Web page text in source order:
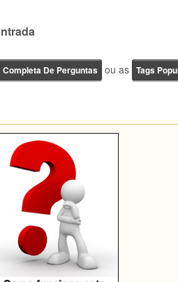
Completa De Perguntas ou as Tags